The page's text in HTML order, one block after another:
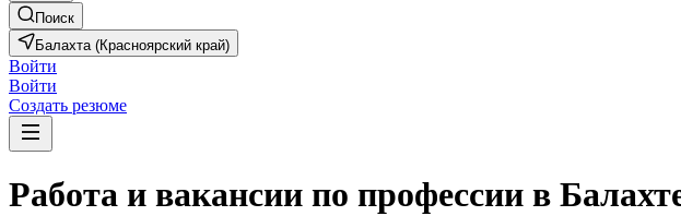
Поиск
Балахта (Красноярский край)
Войти
Войти
Создать резюме
Работа и вакансии по профессии в